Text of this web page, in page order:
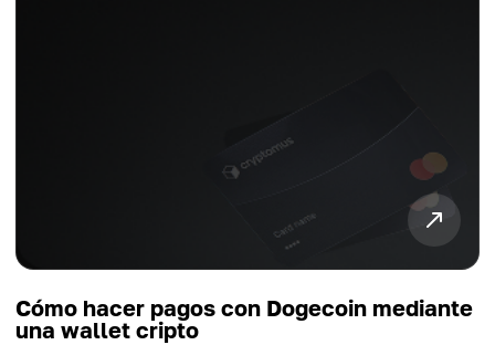
Cómo hacer pagos con Dogecoin mediante
una wallet cripto